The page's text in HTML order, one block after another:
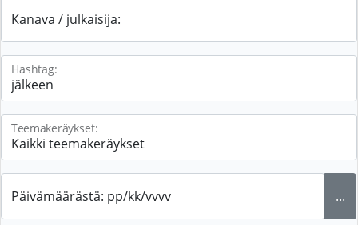
Kanava / julkaisija:
Hashtag:
Teemakeräykset:
Päivämäärästä: pp/kk/vvvv ...